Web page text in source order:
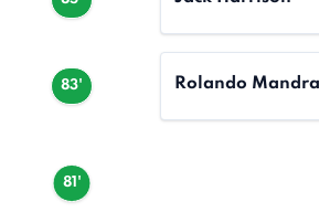
83' Rolando
81'